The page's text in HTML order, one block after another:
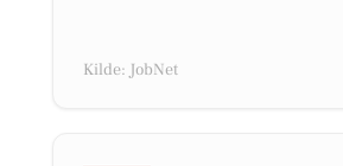
Kilde: JobNet